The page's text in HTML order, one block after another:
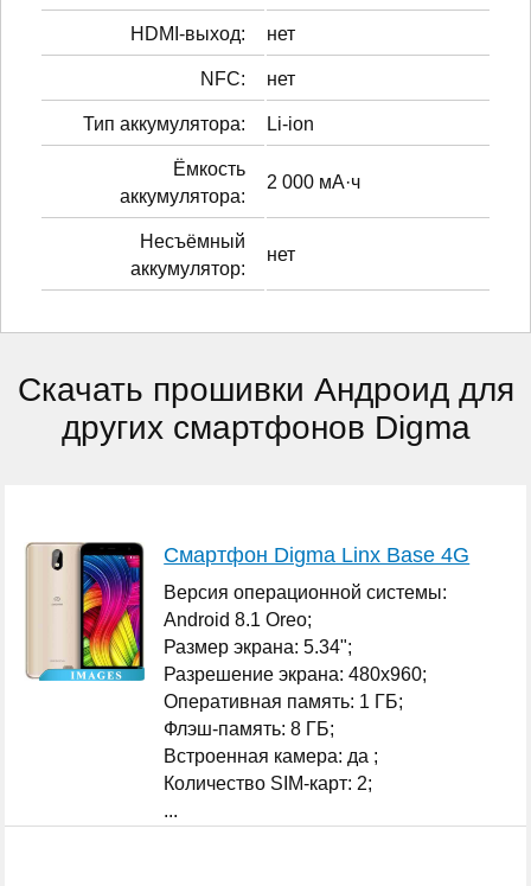
HDMI-выход: нет
NFC: нет
Тип аккумулятора: Li-ion
Ёмкость
аккумулятора:
2 000 мА·ч
Несъёмный
аккумулятор:
нет
Скачать прошивки Андроид для
других смартфонов Digma
Смартфон Digma Linx Base 4G
Версия операционной системы:
Android 8.1 Oreo;
Размер экрана: 5.34";
Разрешение экрана: 480x960;
Оперативная память: 1 ГБ;
Флэш-память: 8 ГБ;
Встроенная камера: да ;
Количество SIM-карт: 2;
...